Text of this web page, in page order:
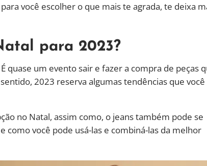
você escolher o que mais te agrada, te deixa
para 2023?
quase um evento sair e fazer a compra de peças
2023 reserva algumas tendências que você
no Natal, assim como, o jeans também pode se
como você pode usá-las e combiná-las da melhor